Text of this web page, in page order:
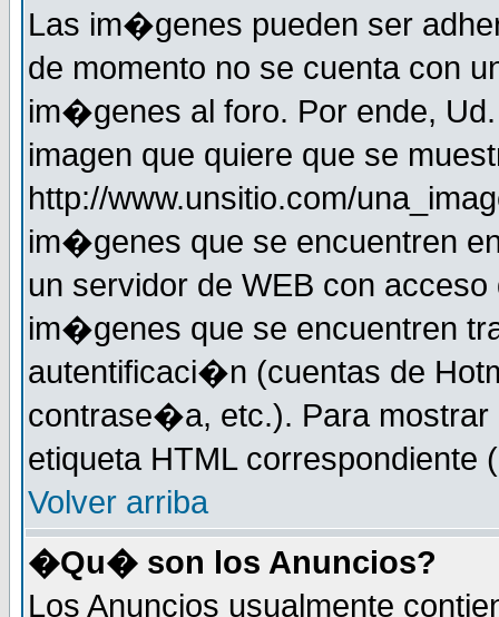
Las im�genes pueden ser
de momento no se cuenta con
im�genes al foro. Por ende,
imagen que quiere que se
http://www.unsitio.com/
im�genes que se encuentren
un servidor de WEB con
im�genes que se encuentren
autentificaci�n (cuentas de
contrase�a, etc.). Para mostrar
etiqueta HTML correspondiente
Volver arriba
�Qu� son los Anuncios?
Los Anuncios usualmente